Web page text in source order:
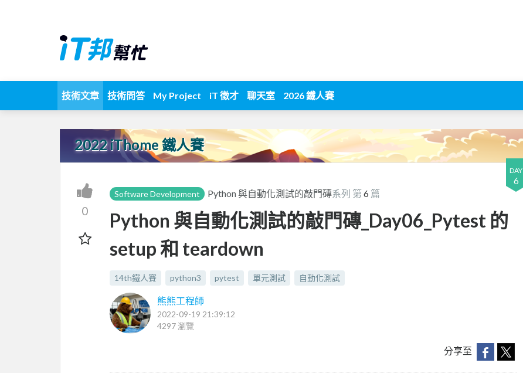
技術文章 技術問答 My Project iT 徵才 聊天室 2026 鐵人賽
2022 iThome 鐵人賽
DAY
6
0
Software Development Python 與自動化測試的敲門磚系列 第6 篇
Python 與自動化測試的敲門磚_Day06_Pytest 的
setup 和 teardown
14th鐵人賽 python3 pytest 單元測試 自動化測試
熊熊工程師
2022-09-19 21:39:12
4297 瀏覽
分享至